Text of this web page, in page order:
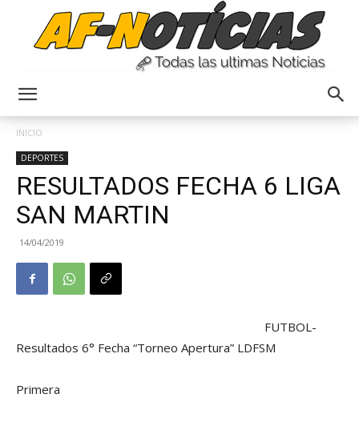
INICIO
DEPORTES
RESULTADOS FECHA 6 LIGA
SAN MARTIN
14/04/2019
FUTBOL-
Resultados 6° Fecha “Torneo Apertura” LDFSM
Primera